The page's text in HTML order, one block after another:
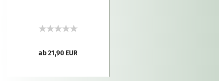
ab 21,90 EUR